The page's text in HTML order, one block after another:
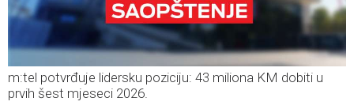
m:tel potvrđuje lidersku poziciju: 43 miliona KM dobiti u
prvih šest mjeseci 2026.